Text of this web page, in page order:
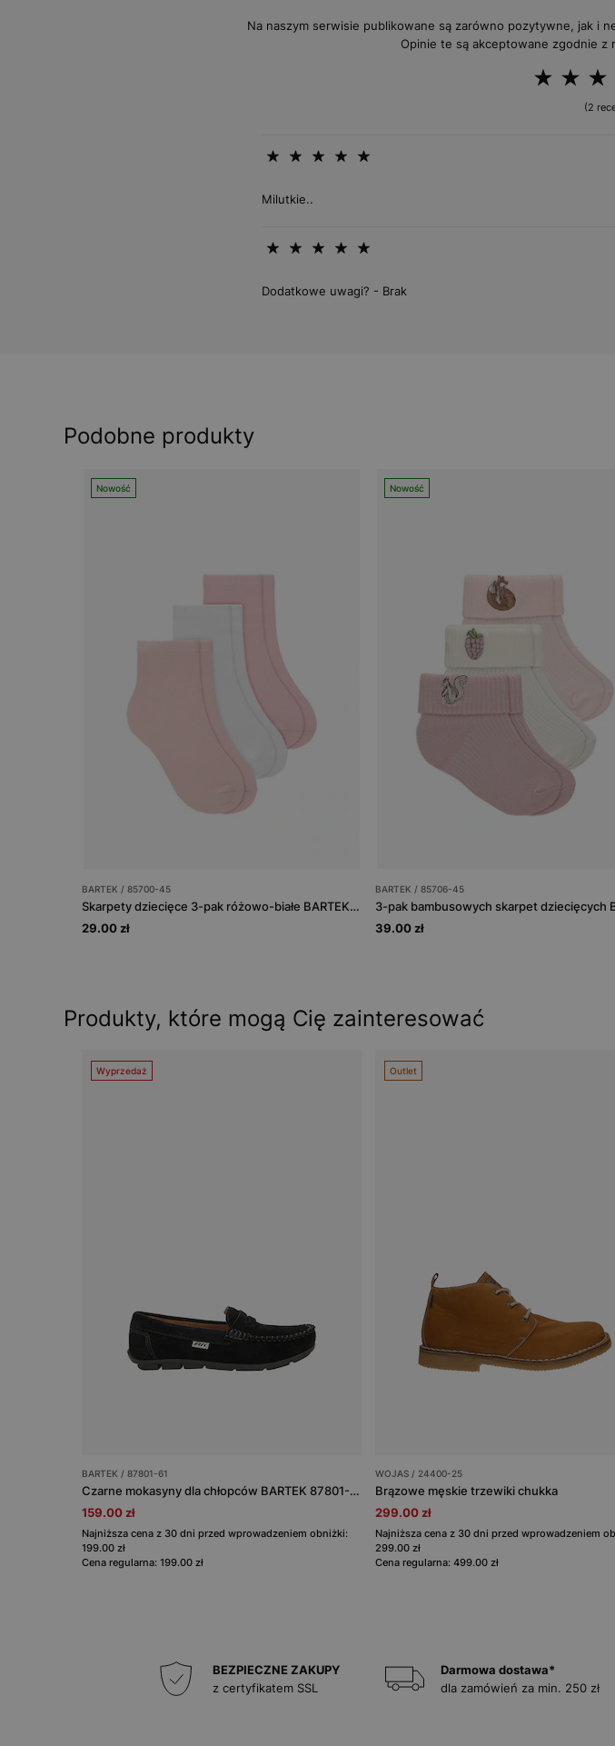
Na naszym serwisie publikowane są zarówno pozytywne, jak i
Opinie te są akceptowane zgodnie z
(2
Milutkie..
Dodatkowe uwagi? - Brak
Podobne produkty
Nowość
BARTEK / 85700-45
Skarpety dziecięce 3-pak różowo-białe BARTEK 85700-45
29.00 zł
Nowość
BARTEK / 85706-45
39.00 zł
Produkty, które mogą Cię zainteresować
Wyprzedaż
BARTEK / 87801-61
Czarne mokasyny dla chłopców BARTEK 87801-61
159.00 zł
Najniższa cena z 30 dni przed wprowadzeniem obniżki:
199.00 zł
Cena regularna: 199.00 zł
Outlet
WOJAS / 24400-25
Brązowe męskie trzewiki chukka
299.00 zł
Najniższa cena z 30 dni przed wprowadzeniem
299.00 zł
Cena regularna: 499.00 zł
BEZPIECZNE ZAKUPY
z certyfikatem SSL
Darmowa dostawa*
dla zamówień za min. 250 zł